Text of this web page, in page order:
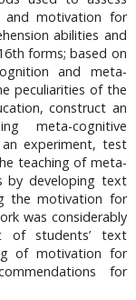
and motivation for
abilities and
forms; based on
and meta-
peculiarities of the
construct an
meta-cognitive
experiment, test
teaching of meta-
by developing text
the motivation for
was considerably
of students’ text
of motivation for
for